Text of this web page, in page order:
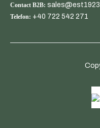
Contact B2B:
Telefon: +40 722 542 271